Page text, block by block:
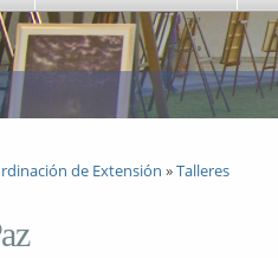
de Extensión »Talleres